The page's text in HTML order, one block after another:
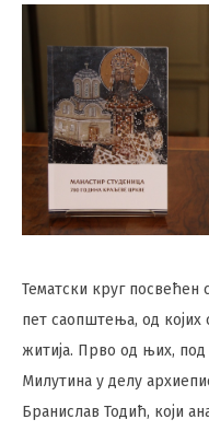
Тематски круг посвећен
пет саопштења, од
житија. Прво од њих,
Милутина у делу
Бранислав Тодић, који